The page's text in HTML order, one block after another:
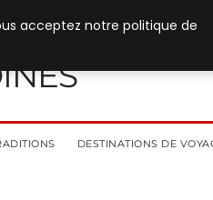
DESTINATIONS DE
acceptez notre politique de